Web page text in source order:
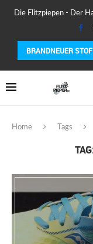
Die Flitzpiepen - Der
BRANDNEUER
COROS PACE 4 IM
Home Tags